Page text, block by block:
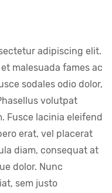
adipiscing elit.
malesuada fames ac
sodales odio dolor,
volutpat
Fusce lacinia eleifend
erat, vel placerat
diam, consequat at
dolor. Nunc
sem justo